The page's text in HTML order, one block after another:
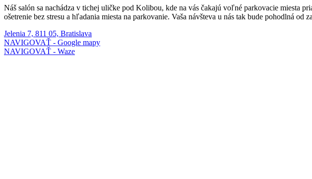
Náš salón sa nachádza v tichej uličke pod Kolibou, kde na vás čakajú voľné parkovacie miesta
ošetrenie bez stresu a hľadania miesta na parkovanie. Vaša návšteva u nás tak bude pohodlná od
Jelenia 7, 811 05, Bratislava
NAVIGOVAŤ - Google mapy
NAVIGOVAŤ - Waze